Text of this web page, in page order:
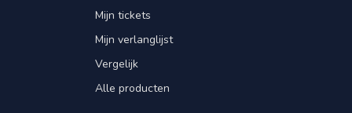
Mijn tickets
Mijn verlanglijst
Vergelijk
Alle producten